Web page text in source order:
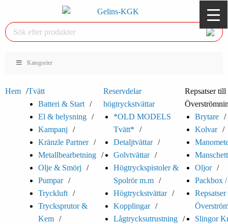
Kategorier
Hem
Tvätt
Batteri & Start
El & belysning
Kampanj
Kränzle Partner
Metallbearbetning
Olje & Smörj
Pumpar
Tryckluft
Trycksprutor &
Kem
Reservdelar
högtryckstvättar
*OLD MODELS
Tvätt*
Detaljtvättar
Golvtvättar
Högtryckspistoler &
Spolrör m.m
Högtryckstvättar
Kopplingar
Lågtrycksutrustning
Repsatser till
Brytare
Kolvar
Oljor
Packbox
Slingor